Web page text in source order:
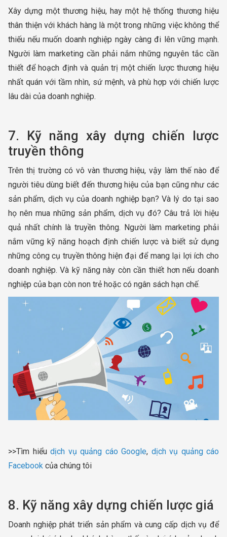
Xây dựng một thương hiệu, hay một hệ thống thương hiệu
thân thiện với khách hàng là một trong những việc không thể
thiếu nếu muốn doanh nghiệp ngày càng đi lên vững mạnh.
Người làm marketing cần phải nắm những nguyên tắc cần
thiết để hoạch định và quản trị một chiến lược thương hiệu
nhất quán với tầm nhìn, sứ mệnh, và phù hợp với chiến lược
lâu dài của doanh nghiệp.
7. Kỹ năng xây dựng chiến lược
truyền thông
Trên thị trường có vô vàn thương hiệu, vậy làm thế nào để
người tiêu dùng biết đến thương hiệu của bạn cũng như các
sản phẩm, dịch vụ của doanh nghiệp bạn? Và lý do tại sao
họ nên mua những sản phẩm, dịch vụ đó? Câu trả lời hiệu
quả nhất chính là truyền thông. Người làm marketing phải
nắm vững kỹ năng hoạch định chiến lược và biết sử dụng
những công cụ truyền thông hiện đại để mang lại lợi ích cho
doanh nghiệp. Và kỹ năng này còn cần thiết hơn nếu doanh
nghiệp của bạn còn non trẻ hoặc có ngân sách hạn chế.
>>Tìm hiểu dịch vụ quảng cáo Google, dịch vụ quảng cáo
Facebook của chúng tôi
8. Kỹ năng xây dựng chiến lược giá
Doanh nghiệp phát triển sản phẩm và cung cấp dịch vụ để